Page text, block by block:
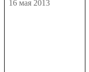
16 мая 2013